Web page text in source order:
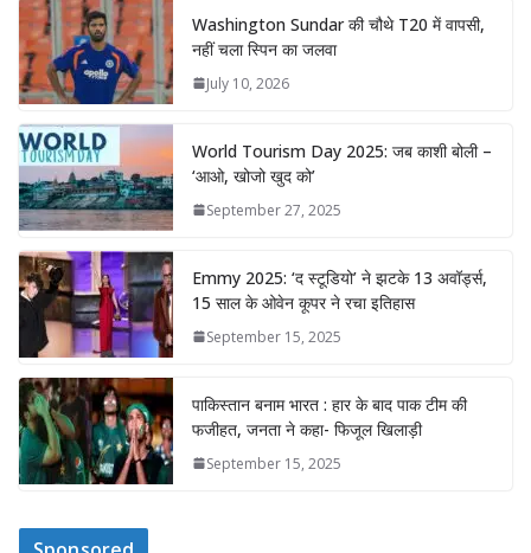
Washington Sundar की चौथे T20 में वापसी,
नहीं चला स्पिन का जलवा
July 10, 2026
World Tourism Day 2025: जब काशी बोली –
‘आओ, खोजो खुद को’
September 27, 2025
Emmy 2025: ‘द स्टूडियो’ ने झटके 13 अवॉर्ड्स,
15 साल के ओवेन कूपर ने रचा इतिहास
September 15, 2025
पाकिस्तान बनाम भारत : हार के बाद पाक टीम की
फजीहत, जनता ने कहा- फिजूल खिलाड़ी
September 15, 2025